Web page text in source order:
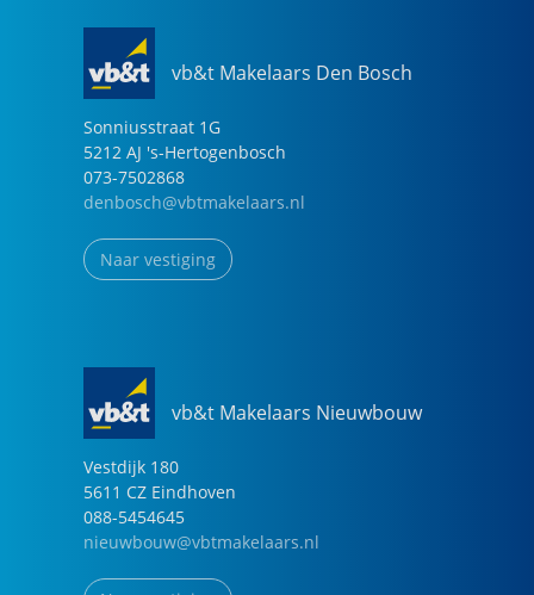
vb&t Makelaars Den Bosch
Sonniusstraat 1G
5212 AJ 's-Hertogenbosch
073-7502868
denbosch@vbtmakelaars.nl
Naar vestiging
vb&t Makelaars Nieuwbouw
Vestdijk 180
5611 CZ Eindhoven
088-5454645
nieuwbouw@vbtmakelaars.nl